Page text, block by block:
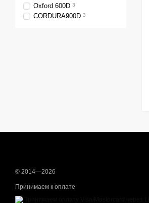
Oxford 600D 3
CORDURA900D 3
© 2014—2026
Принимаем к оплате